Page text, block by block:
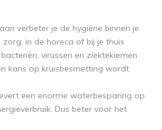
verbeter je de hygiëne binnen je
in de horeca of bij je thuis
virussen en ziektekiemen
kans op kruisbesmetting wordt
een enorme waterbesparing op.
Dus beter voor het